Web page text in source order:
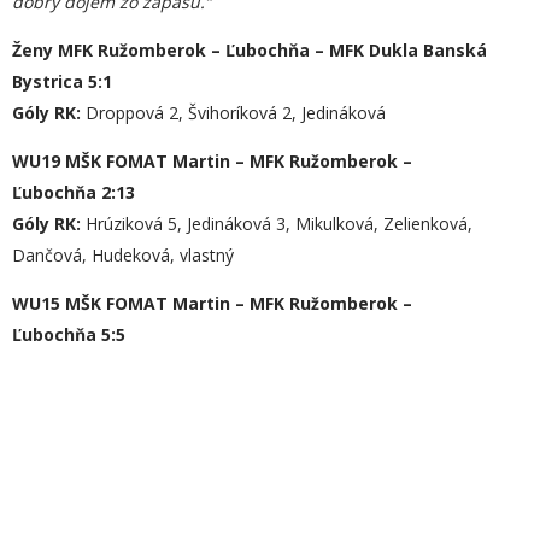
Ženy MFK Ružomberok – Ľubochňa – MFK Dukla Banská
Bystrica 5:1
Góly RK: Droppová 2, Švihoríková 2, Jedináková
WU19 MŠK FOMAT Martin – MFK Ružomberok –
Ľubochňa 2:13
Góly RK: Hrúziková 5, Jedináková 3, Mikulková, Zelienková,
Dančová, Hudeková, vlastný
WU15 MŠK FOMAT Martin – MFK Ružomberok –
Ľubochňa 5:5